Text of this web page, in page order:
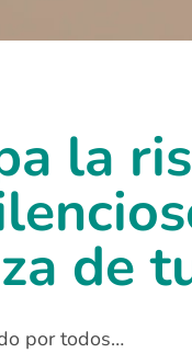
la
de
por todos…